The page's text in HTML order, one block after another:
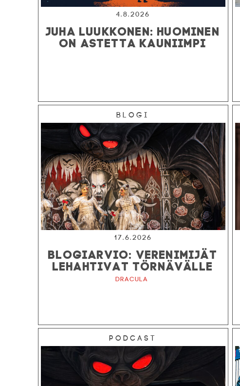
4.8.2026
JUHA LUUKKONEN: HUOMINEN
ON ASTETTA KAUNIIMPI
Blogi
17.6.2026
BLOGIARVIO: VERENIMIJÄT
LEHAHTIVAT TÖRNÄVÄLLE
Dracula
Podcast